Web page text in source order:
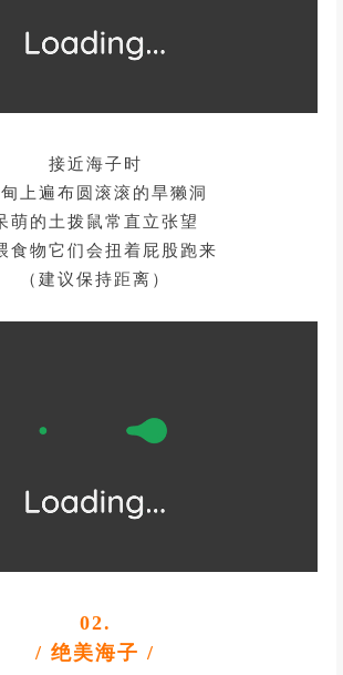
接近海子时
上遍布圆滚滚的旱獭洞
呆萌的土拨鼠常直立张望
（建议保持距离）
02.